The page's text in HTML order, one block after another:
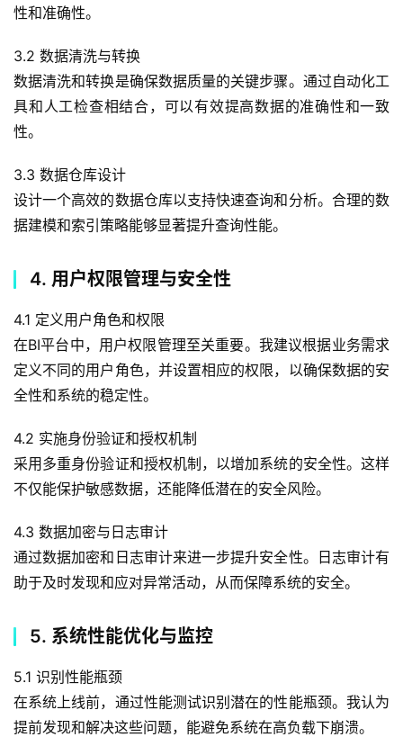
性和准确性。
3.2 数据清洗与转换
数据清洗和转换是确保数据质量的关键步骤。通过自动化工
具和人工检查相结合，可以有效提高数据的准确性和一致
性。
3.3 数据仓库设计
设计一个高效的数据仓库以支持快速查询和分析。合理的数
据建模和索引策略能够显著提升查询性能。
4. 用户权限管理与安全性
4.1 定义用户角色和权限
在BI平台中，用户权限管理至关重要。我建议根据业务需求
定义不同的用户角色，并设置相应的权限，以确保数据的安
全性和系统的稳定性。
4.2 实施身份验证和授权机制
采用多重身份验证和授权机制，以增加系统的安全性。这样
不仅能保护敏感数据，还能降低潜在的安全风险。
4.3 数据加密与日志审计
通过数据加密和日志审计来进一步提升安全性。日志审计有
助于及时发现和应对异常活动，从而保障系统的安全。
5. 系统性能优化与监控
5.1 识别性能瓶颈
在系统上线前，通过性能测试识别潜在的性能瓶颈。我认为
提前发现和解决这些问题，能避免系统在高负载下崩溃。